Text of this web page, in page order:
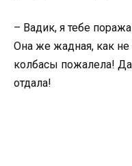
– Вадик, я тебе
Она же жадная, как не
колбасы пожалела!
отдала!